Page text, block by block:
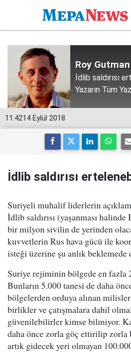
Roy Gutman
İdlib saldırısı
Yazarın Tüm
11:4214 Eylül 2018
İdlib saldırısı
Suriyeli muhalif liderlerin
İdlib saldırısı (yaşanması
bir milyon sivilin de yerinden
kuvvetlerin Rus hava gücü ile
isteği üzerine şu anlık beklemede
Suriye rejiminin bölgede en fazla
Bunların 5.000 tanesi de daha
bölgelerden orduya alınan
birlikler ve çatışmalara dahil
güvenilebilirler kimse bilmiyor.
daha önce zorla göç ettirilip zorla
artık gidecek yeri olmayan